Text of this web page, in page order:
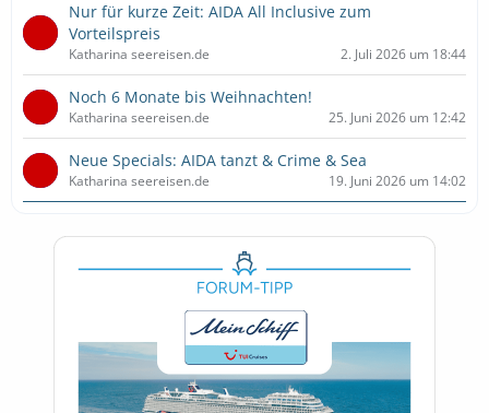
Nur für kurze Zeit: AIDA All Inclusive zum
Vorteilspreis
Katharina seereisen.de 2. Juli 2026 um 18:44
Noch 6 Monate bis Weihnachten!
Katharina seereisen.de 25. Juni 2026 um 12:42
Neue Specials: AIDA tanzt & Crime & Sea
Katharina seereisen.de 19. Juni 2026 um 14:02